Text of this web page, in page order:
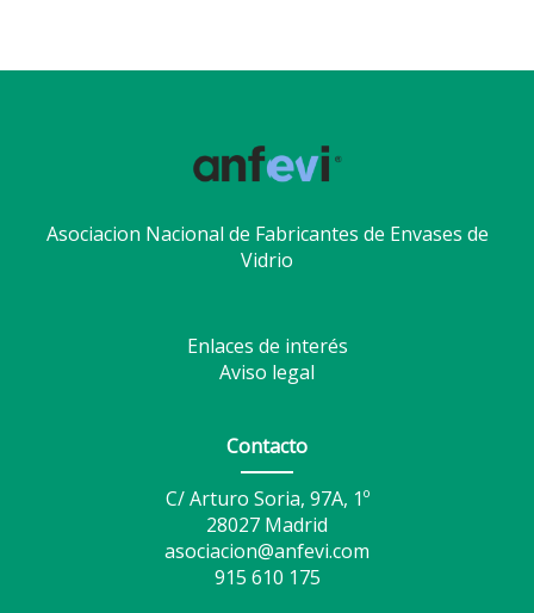
Asociacion Nacional de Fabricantes de Envases de
Vidrio
Enlaces de interés
Aviso legal
Contacto
C/ Arturo Soria, 97A, 1º
28027 Madrid
asociacion@anfevi.com
915 610 175